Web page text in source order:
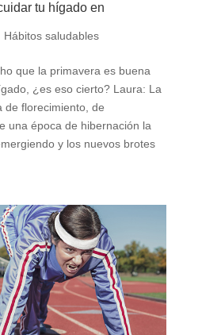
tu hígado en
Hábitos saludables
que la primavera es buena
¿es eso cierto? Laura: La
de florecimiento, de
una época de hibernación la
y los nuevos brotes